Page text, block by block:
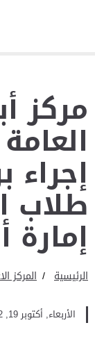
مركز
طلاب
الرئيسية المركز
الأربعاء, أكتوبر 19, 2022